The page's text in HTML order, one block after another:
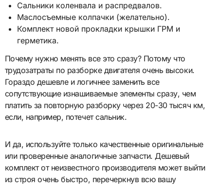
Сальники коленвала и распредвалов.
Маслосъемные колпачки (желательно).
Комплект новой прокладки крышки ГРМ и
герметика.
Почему нужно менять все это сразу? Потому что
трудозатраты по разборке двигателя очень высоки.
Гораздо дешевле и логичнее заменить все
сопутствующие изнашиваемые элементы сразу, чем
платить за повторную разборку через 20-30 тысяч км,
если, например, потечет сальник.
И да, используйте только качественные оригинальные
или проверенные аналогичные запчасти. Дешевый
комплект от неизвестного производителя может выйти
из строя очень быстро, перечеркнув всю вашу